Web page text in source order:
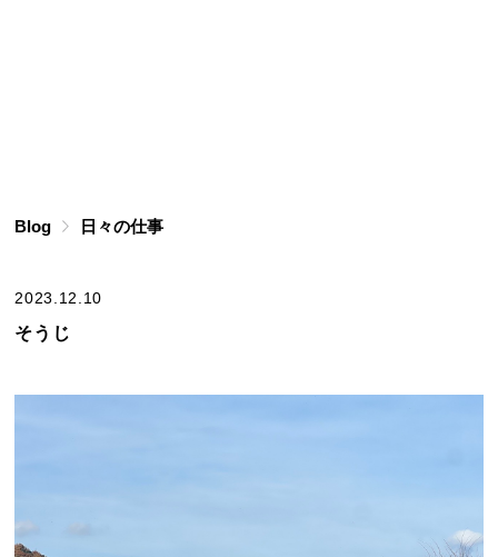
Blog 日々の仕事
そうじ
2023.12.10